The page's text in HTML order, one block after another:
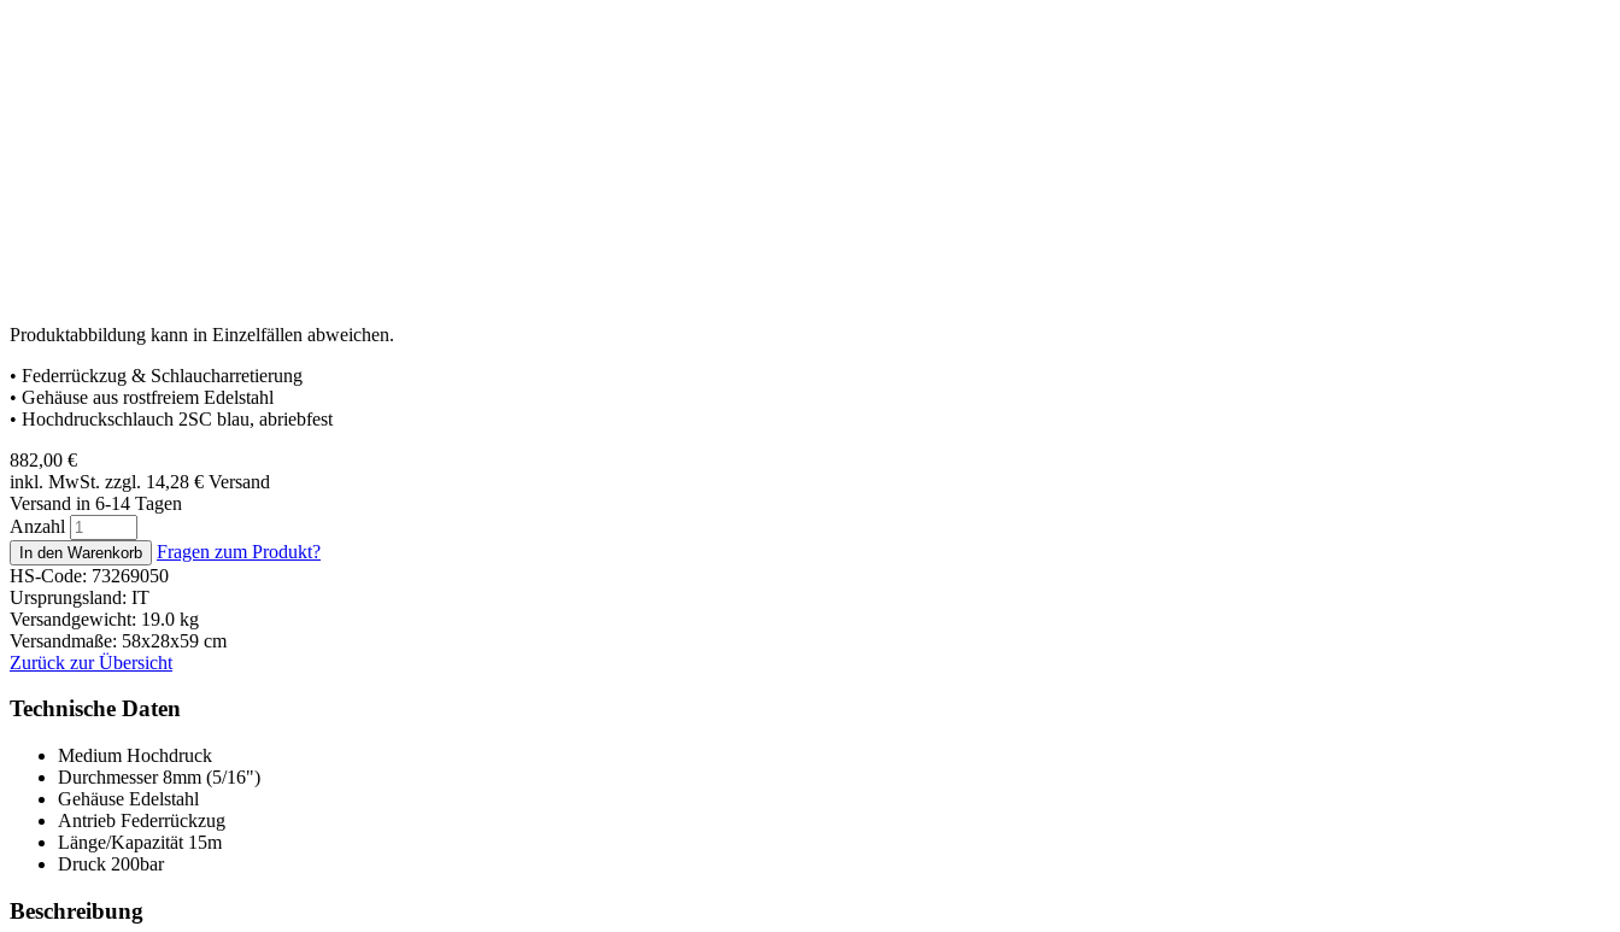
Produktabbildung kann in Einzelfällen abweichen.
• Federrückzug & Schlaucharretierung
• Gehäuse aus rostfreiem Edelstahl
• Hochdruckschlauch 2SC blau, abriebfest
882,00 €
inkl. MwSt. zzgl. 14,28 € Versand
Versand in 6-14 Tagen
Anzahl
Fragen zum Produkt?
HS-Code: 73269050
Ursprungsland: IT
Versandgewicht: 19.0 kg
Versandmaße: 58x28x59 cm
Zurück zur Übersicht
Technische Daten
Medium Hochdruck
Durchmesser 8mm (5/16")
Gehäuse Edelstahl
Antrieb Federrückzug
Länge/Kapazität 15m
Druck 200bar
Beschreibung